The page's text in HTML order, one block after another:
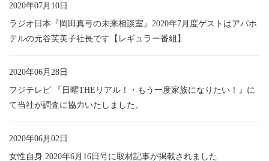
2020年07月10日
ラジオ日本『岡田真弓の未来相談室』2020年7月度ゲストはアパホ
テルの元谷芙美子社長です【レギュラー番組】
2020年06月28日
フジテレビ 『日曜THEリアル！・もう一度家族になりたい！』に
て当社が調査に協力いたしました。
2020年06月02日
女性自身 2020年6月16日号に取材記事が掲載されました